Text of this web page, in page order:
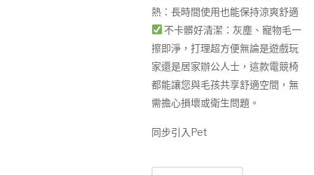
熱：長時間使用也能保持涼爽舒適
不卡髒好清潔：灰塵、寵物毛一
擦即淨，打理超方便無論是遊戲玩
家還是居家辦公人士，這款電競椅
都能讓您與毛孩共享舒適空間，無
需擔心損壞或衛生問題。
同步引入Pet